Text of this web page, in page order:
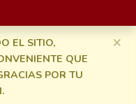
×
EL SITIO,
QUE
POR TU